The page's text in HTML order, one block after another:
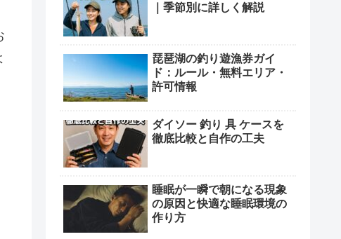
｜季節別に詳しく解説
琵琶湖の釣り遊漁券ガイ
ド：ルール・無料エリア・
許可情報
ダイソー 釣り 具 ケースを
徹底比較と自作の工夫
睡眠が一瞬で朝になる現象
の原因と快適な睡眠環境の
作り方